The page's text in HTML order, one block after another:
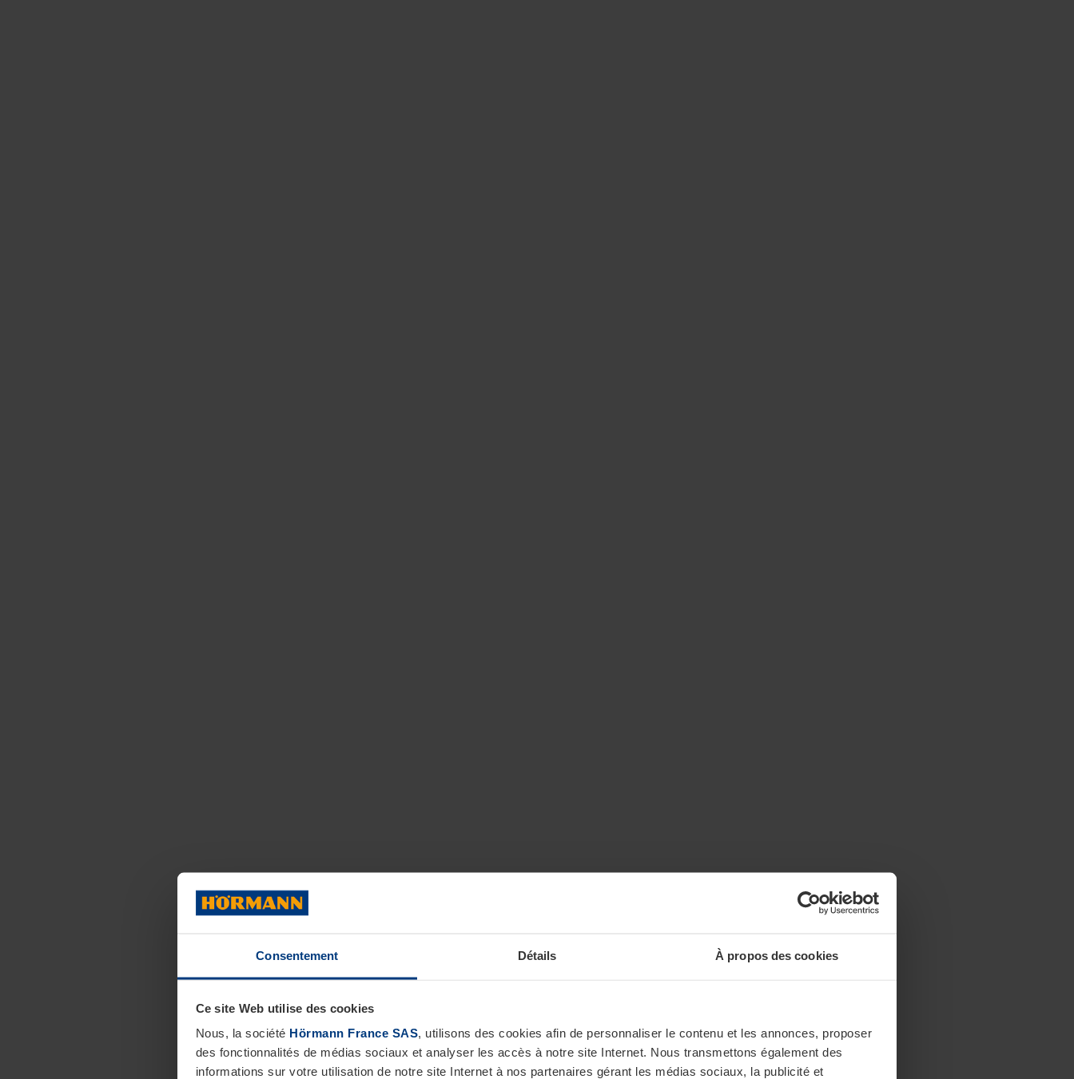
Consentement Détails À propos des cookies
Ce site Web utilise des cookies
Nous, la société Hörmann France SAS, utilisons des cookies afin de personnaliser le contenu et les annonces, proposer
des fonctionnalités de médias sociaux et analyser les accès à notre site Internet. Nous transmettons également des
informations sur votre utilisation de notre site Internet à nos partenaires gérant les médias sociaux, la publicité et